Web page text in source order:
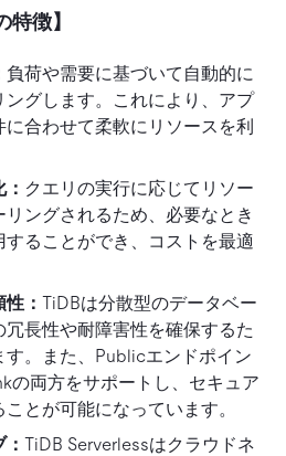
特徴】
負荷や需要に基づいて自動的に
ングします。これにより、アプ
に合わせて柔軟にリソースを利
クエリの実行に応じてリソー
ングされるため、必要なとき
ることができ、コストを最適
： TiDBは分散型のデータベー
長性や耐障害性を確保するた
す。また、Publicエンドポイン
の両方をサポートし、セキュア
とが可能になっています。
TiDB Serverlessはクラウドネ